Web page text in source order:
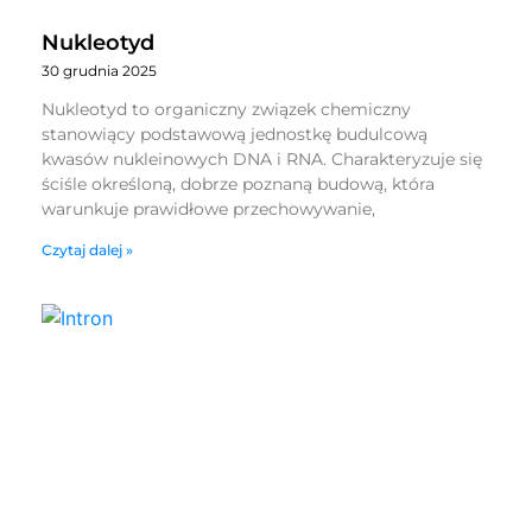
Nukleotyd
30 grudnia 2025
Nukleotyd to organiczny związek chemiczny
stanowiący podstawową jednostkę budulcową
kwasów nukleinowych DNA i RNA. Charakteryzuje się
ściśle określoną, dobrze poznaną budową, która
warunkuje prawidłowe przechowywanie,
Czytaj dalej »